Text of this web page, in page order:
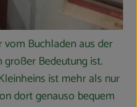
Buchladen aus der
Bedeutung ist.
ist mehr als nur
dort genauso bequem